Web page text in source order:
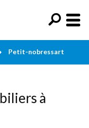
Petit-nobressart
à